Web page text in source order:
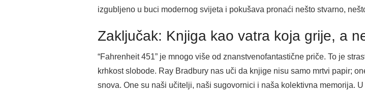
izgubljeno u buci modernog svijeta i pokušava pronaći nešto stvarno,
Zaključak: Knjiga kao vatra koja grije, a
“Fahrenheit 451” je mnogo više od znanstvenofantastične priče. To je
krhkost slobode. Ray Bradbury nas uči da knjige nisu samo mrtvi papir;
snova. One su naši učitelji, naši sugovornici i naša kolektivna memorija.